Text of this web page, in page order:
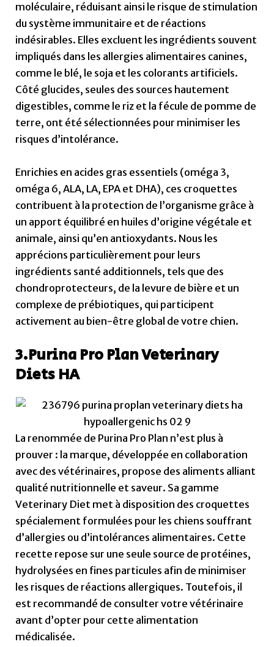
moléculaire, réduisant ainsi le risque de stimulation
du système immunitaire et de réactions
indésirables. Elles excluent les ingrédients souvent
impliqués dans les allergies alimentaires canines,
comme le blé, le soja et les colorants artificiels.
Côté glucides, seules des sources hautement
digestibles, comme le riz et la fécule de pomme de
terre, ont été sélectionnées pour minimiser les
risques d’intolérance.
Enrichies en acides gras essentiels (oméga 3,
oméga 6, ALA, LA, EPA et DHA), ces croquettes
contribuent à la protection de l’organisme grâce à
un apport équilibré en huiles d’origine végétale et
animale, ainsi qu’en antioxydants. Nous les
apprécions particulièrement pour leurs
ingrédients santé additionnels, tels que des
chondroprotecteurs, de la levure de bière et un
complexe de prébiotiques, qui participent
activement au bien-être global de votre chien.
3.Purina Pro Plan Veterinary
Diets HA
La renommée de Purina Pro Plan n’est plus à
prouver : la marque, développée en collaboration
avec des vétérinaires, propose des aliments alliant
qualité nutritionnelle et saveur. Sa gamme
Veterinary Diet met à disposition des croquettes
spécialement formulées pour les chiens souffrant
d’allergies ou d’intolérances alimentaires. Cette
recette repose sur une seule source de protéines,
hydrolysées en fines particules afin de minimiser
les risques de réactions allergiques. Toutefois, il
est recommandé de consulter votre vétérinaire
avant d’opter pour cette alimentation
médicalisée.